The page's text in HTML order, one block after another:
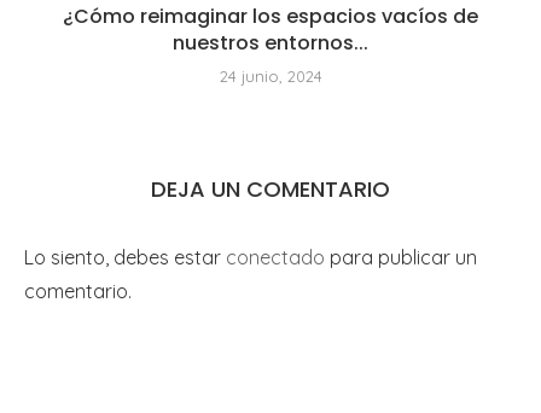
¿Cómo reimaginar los espacios vacíos de
nuestros entornos...
24 junio, 2024
DEJA UN COMENTARIO
Lo siento, debes estar conectado para publicar un
comentario.